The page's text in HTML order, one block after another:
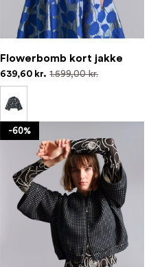
Flowerbomb kort jakke
639,60 kr. 1.599,00 kr.
-60%